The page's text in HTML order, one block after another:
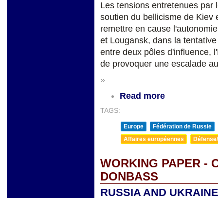
Les tensions entretenues par
soutien du bellicisme de Kiev
remettre en cause
et Lougansk, dans la
entre deux pôles d'influence,
de provoquer une escalade
»
Read more
TAGS:
Europe
Fédération de Russie
Affaires européennes
WORKING PAPER -
DONBASS
RUSSIA AND UKRAINE